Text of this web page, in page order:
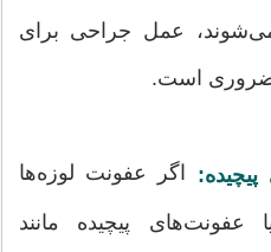
عمل جراحی برای
ضروری است.
اگر عفونت لوزه‌ها
پیچیده مانند